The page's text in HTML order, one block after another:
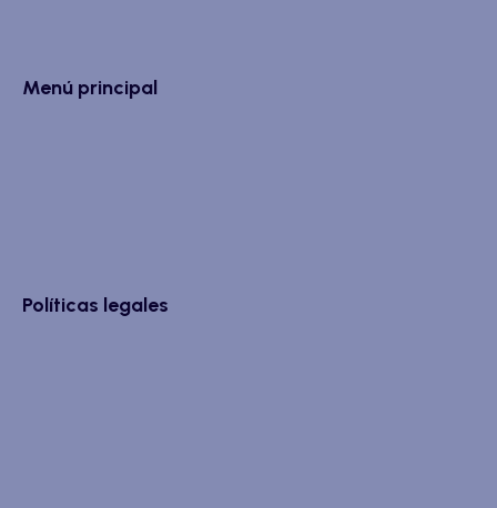
Menú principal
Políticas legales